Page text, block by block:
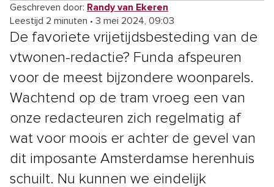
Geschreven door: Randy van Ekeren
Leestijd 2 minuten • 3 mei 2024, 09:03
De favoriete vrijetijdsbesteding van de
vtwonen-redactie? Funda afspeuren
voor de meest bijzondere woonparels.
Wachtend op de tram vroeg een van
onze redacteuren zich regelmatig af
wat voor moois er achter de gevel van
dit imposante Amsterdamse herenhuis
schuilt. Nu kunnen we eindelijk